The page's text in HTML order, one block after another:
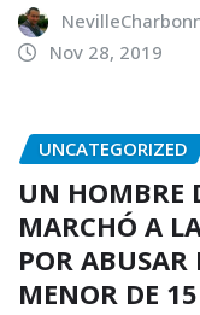
Nov 28, 2019
UNCATEGORIZED
UN HOMBRE
MARCHÓ A
POR ABUSAR
MENOR DE 15